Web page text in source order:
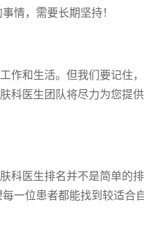
情，需要长期坚持！
作和生活。但我们要记住
科医生团队将尽力为您提
科医生排名并不是简单的
一位患者都能找到较适合